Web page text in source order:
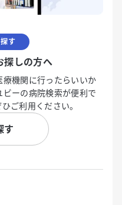
す
探しの方へ
療機関に行ったらいいか
ーの病院検索が便利で
ご利用ください。
す